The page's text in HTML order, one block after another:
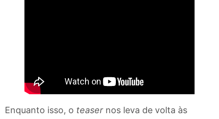
Enquanto isso, o teaser nos leva de volta às